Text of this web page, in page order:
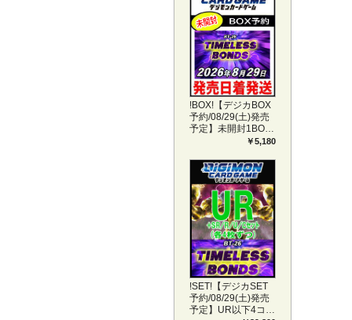
!BOX!【デジカBOX
予約/08/29(土)発売
予定】未開封1BOX
￥5,180
!SET!【デジカSET
予約/08/29(土)発売
予定】UR以下4コン